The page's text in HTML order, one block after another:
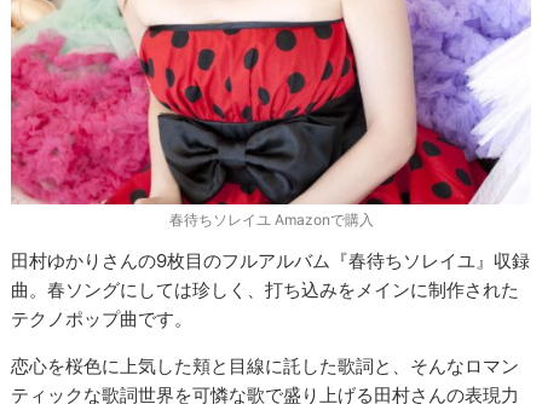
春待ちソレイユ Amazonで購入
田村ゆかりさんの9枚目のフルアルバム『春待ちソレイユ』収録
曲。春ソングにしては珍しく、打ち込みをメインに制作された
テクノポップ曲です。
恋心を桜色に上気した頬と目線に託した歌詞と、そんなロマン
ティックな歌詞世界を可憐な歌で盛り上げる田村さんの表現力